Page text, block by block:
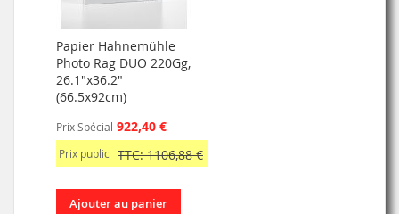
Papier Hahnemühle
Photo Rag DUO 220Gg,
26.1"x36.2"
(66.5x92cm)
Prix Spécial 922,40 €
Prix public TTC: 1106,88 €
Ajouter au panier